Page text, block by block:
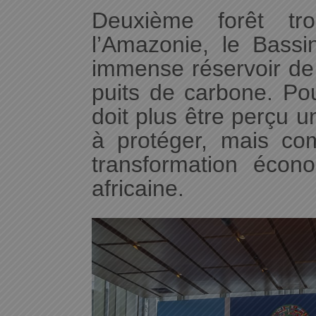
Deuxième forêt
l’Amazonie, le
immense réservoir
puits de carbone.
doit plus être perçu
à protéger, mais
transformation
africaine.